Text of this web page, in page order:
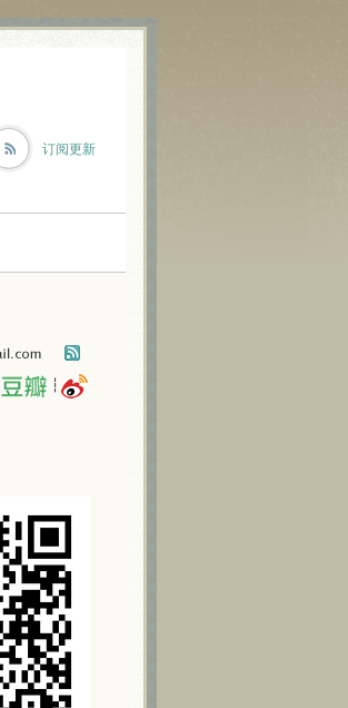
订阅更新
┆